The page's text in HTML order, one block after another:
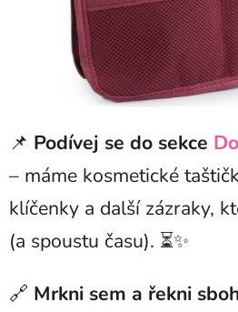
📌 Podívej se do sekce
– máme kosmetické
klíčenky a další zázraky,
(a spoustu času). ⏳✨
🔗 Mrkni sem a řekni